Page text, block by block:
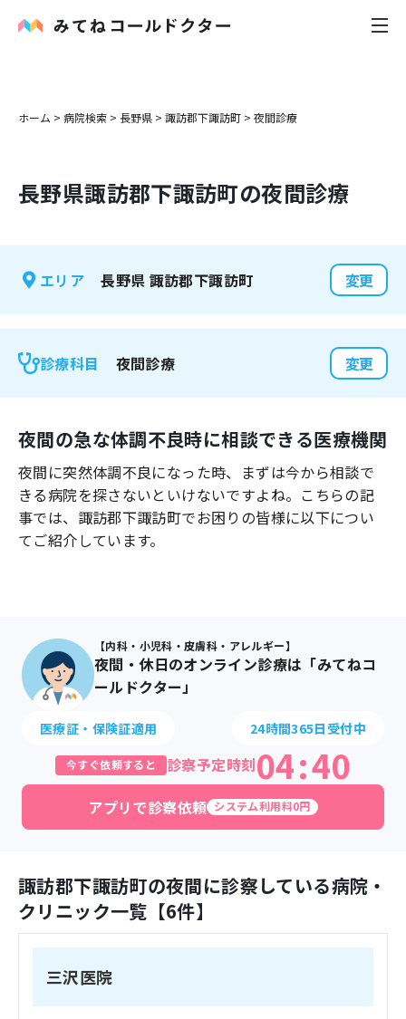
内科
花粉症
感染症
よくあるご質問
ホーム > 病院検索 > 長野県 > 諏訪郡下諏訪町 > 夜間診療
長野県諏訪郡下諏訪町の夜間診療
エリア 長野県 諏訪郡下諏訪町 変更
診療科目 夜間診療 変更
夜間の急な体調不良時に相談できる医療機関
夜間に突然体調不良になった時、まずは今から相談で
きる病院を探さないといけないですよね。こちらの記
事では、 諏訪郡下諏訪町でお困りの皆様に以下につい
てご紹介しています。
【内科・小児科・皮膚科・アレルギー】
夜間・休日のオンライン診療は「みてねコ
ールドクター」
医療証・保険証適用 24時間365日受付中
今すぐ依頼すると 診察予定時刻04:40
アプリで診察依頼 システム利用料0円
諏訪郡下諏訪町の夜間に診察している病院・
クリニック一覧【6件】
三沢医院